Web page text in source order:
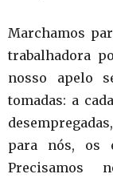
Marchamos
trabalhadora
nosso apelo
tomadas: a
para nós, os
Precisamos